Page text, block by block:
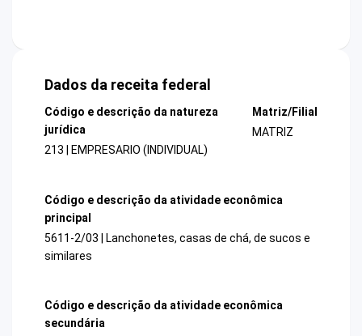
Dados da receita federal
Código e descrição da natureza
jurídica
213 | EMPRESARIO (INDIVIDUAL)
Matriz/Filial
MATRIZ
Código e descrição da atividade econômica
principal
5611-2/03 | Lanchonetes, casas de chá, de sucos e
similares
Código e descrição da atividade econômica
secundária